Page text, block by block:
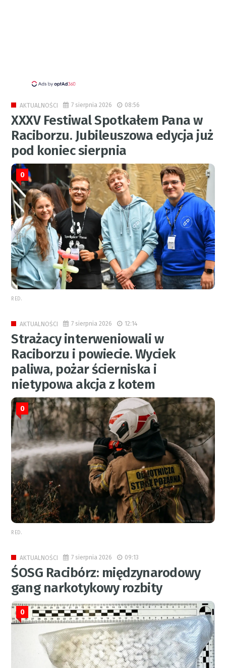
AKTUALNOŚCI 7 sierpnia 2026 08:56
XXXV Festiwal Spotkałem Pana w
Raciborzu. Jubileuszowa edycja już
pod koniec sierpnia
0
RED.
AKTUALNOŚCI 7 sierpnia 2026 12:14
Strażacy interweniowali w
Raciborzu i powiecie. Wyciek
paliwa, pożar ścierniska i
nietypowa akcja z kotem
0
RED.
AKTUALNOŚCI 7 sierpnia 2026 09:13
ŚOSG Racibórz: międzynarodowy
gang narkotykowy rozbity
0